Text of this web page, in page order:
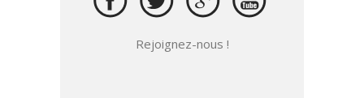
Rejoignez-nous !